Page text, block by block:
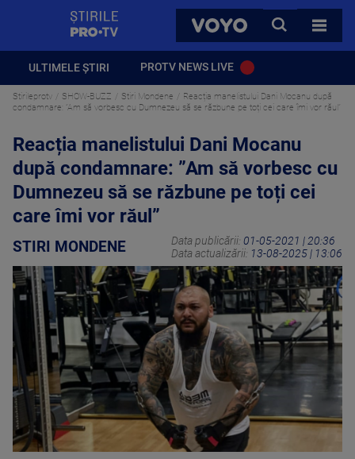
VOYO
CAUTA
TOATE
ULTIMELE ȘTIRI PROTV NEWS LIVE
Stirileprotv SHOW-BUZZ Stiri Mondene
Reacția manelistului Dani Mocanu după
condamnare: ”Am să vorbesc cu Dumnezeu să se răzbune pe toți cei care îmi vor răul”
Reacția manelistului Dani Mocanu
după condamnare: ”Am să vorbesc cu
Dumnezeu să se răzbune pe toți cei
care îmi vor răul”
STIRI MONDENE Data publicării: 01-05-2021 | 20:36
Data actualizării: 13-08-2025 | 13:06